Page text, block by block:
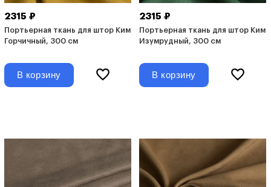
2315 ₽
Портьерная ткань для штор Ким
Горчичный, 300 см
В корзину
2315 ₽
Портьерная ткань для штор Ким
Изумрудный, 300 см
В корзину